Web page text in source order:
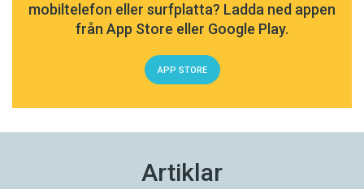
mobiltelefon eller surfplatta? Ladda ned appen
från App Store eller Google Play.
APP STORE
Artiklar